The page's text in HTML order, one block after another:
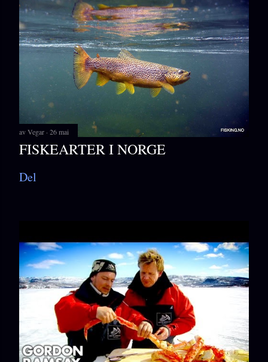
avVegar 26 mai
FISKEARTER I NORGE
Del